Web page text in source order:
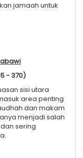
jamaah untuk
- 370)
sisi utara
area penting
dan makam
menjadi salah
sering